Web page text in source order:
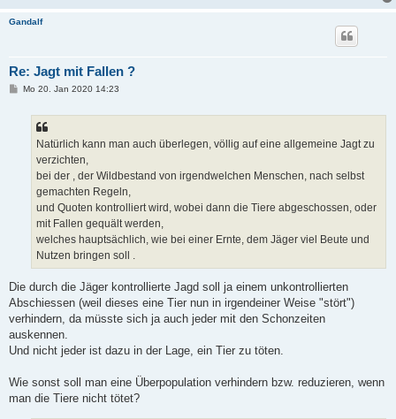
Gandalf
Re: Jagt mit Fallen ?
BMo 20. Jan 2020 14:23
Natürlich kann man auch überlegen, völlig auf eine allgemeine Jagt zu
verzichten,
bei der , der Wildbestand von irgendwelchen Menschen, nach selbst
gemachten Regeln,
und Quoten kontrolliert wird, wobei dann die Tiere abgeschossen, oder
mit Fallen gequält werden,
welches hauptsächlich, wie bei einer Ernte, dem Jäger viel Beute und
Nutzen bringen soll .
Die durch die Jäger kontrollierte Jagd soll ja einem unkontrollierten
Abschiessen (weil dieses eine Tier nun in irgendeiner Weise "stört")
verhindern, da müsste sich ja auch jeder mit den Schonzeiten
auskennen.
Und nicht jeder ist dazu in der Lage, ein Tier zu töten.
Wie sonst soll man eine Überpopulation verhindern bzw. reduzieren, wenn
man die Tiere nicht tötet?